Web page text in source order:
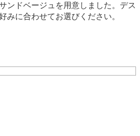
ンドベージュを用意しました。デス
みに合わせてお選びください。